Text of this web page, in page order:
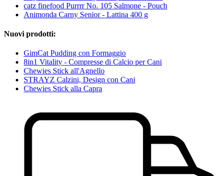
catz finefood Purrrr No. 105 Salmone - Pouch
Animonda Carny Senior - Lattina 400 g
Nuovi prodotti:
GimCat Pudding con Formaggio
8in1 Vitality - Compresse di Calcio per Cani
Chewies Stick all'Agnello
STRAYZ Calzini, Design con Cani
Chewies Stick alla Capra